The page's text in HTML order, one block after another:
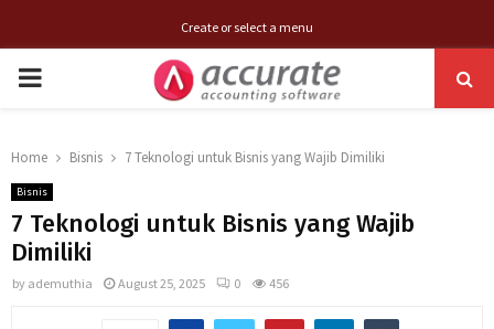
Create or select a menu
PRIMARY
Home Bisnis 7 Teknologi untuk Bisnis yang Wajib Dimiliki
Bisnis
7 Teknologi untuk Bisnis yang Wajib
Dimiliki
by ademuthia August 25, 2025 0 456